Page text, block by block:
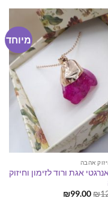
מיוחד
אהבה
אגת ורוד לזימון וחיזוק
₪המחיר₪99.00
המחיר